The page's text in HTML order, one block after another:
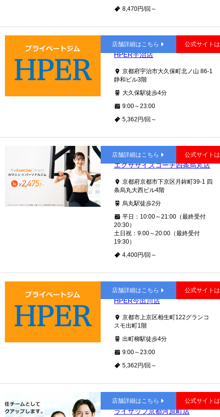
8,470円/回～
大久保
HPER宇治店
京都府宇治市大久保町北ノ山 86-1
静和ビル3階
大久保駅徒歩4分
9:00～23:00
5,362円/回～
店舗詳細はこちら 公式サイト
四条
エクササイズコーチ四条烏丸店
京都府京都市下京区月鉾町39-1 四
条烏丸大西ビル4階
烏丸駅徒歩2分
平日：10:00～21:00（最終受付
20:30）
土日祝：9:00～20:00（最終受付
19:30）
4,400円/回～
店舗詳細はこちら 公式サイト
今出川
HPER今出川店
京都市上京区相生町122グランコ
スモ出町1階
出町柳駅徒歩4分
9:00～23:00
5,362円/回～
店舗詳細はこちら 公式サイト
京都河原町
ライザップ京都河原町店
店舗詳細はこちら 公式サイト